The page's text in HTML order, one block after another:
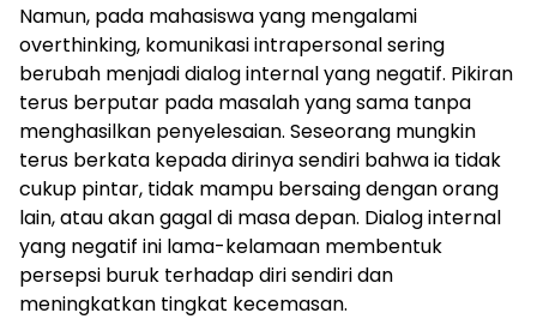
Namun, pada mahasiswa yang mengalami
overthinking, komunikasi intrapersonal sering
berubah menjadi dialog internal yang negatif. Pikiran
terus berputar pada masalah yang sama tanpa
menghasilkan penyelesaian. Seseorang mungkin
terus berkata kepada dirinya sendiri bahwa ia tidak
cukup pintar, tidak mampu bersaing dengan orang
lain, atau akan gagal di masa depan. Dialog internal
yang negatif ini lama-kelamaan membentuk
persepsi buruk terhadap diri sendiri dan
meningkatkan tingkat kecemasan.